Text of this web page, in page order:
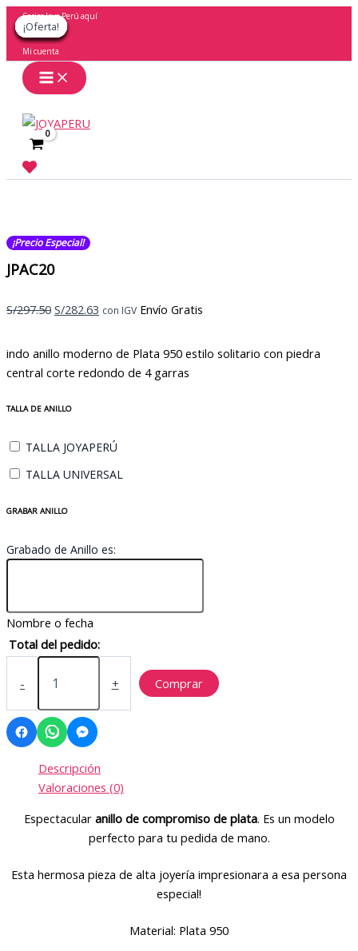
al
contenido
Socios Joya Perú aquí
Mi cuenta
¡Oferta!
¡Precio Especial!
JPAC20
S/297.50 El
original
era:
S/282.63 El
actual
con IGV Envío Gratis
indo anillo moderno de Plata 950 estilo solitario con piedra
central corte redondo de 4 garras
TALLA DE ANILLO
TALLA JOYAPERÚ
TALLA UNIVERSAL
GRABAR ANILLO
Grabado de Anillo es:
Nombre o fecha
Total del pedido:
-
JPAC20
+ Comprar
Descripción
Valoraciones (0)
Espectacular anillo de compromiso de plata. Es un modelo
perfecto para tu pedida de mano.
Esta hermosa pieza de alta joyería impresionara a esa persona
especial!
Material: Plata 950
¡Oferta!
¡Oferta!
¡Oferta!
¡Oferta!
¡Oferta!
¡Oferta!
¡Oferta!
¡Oferta!